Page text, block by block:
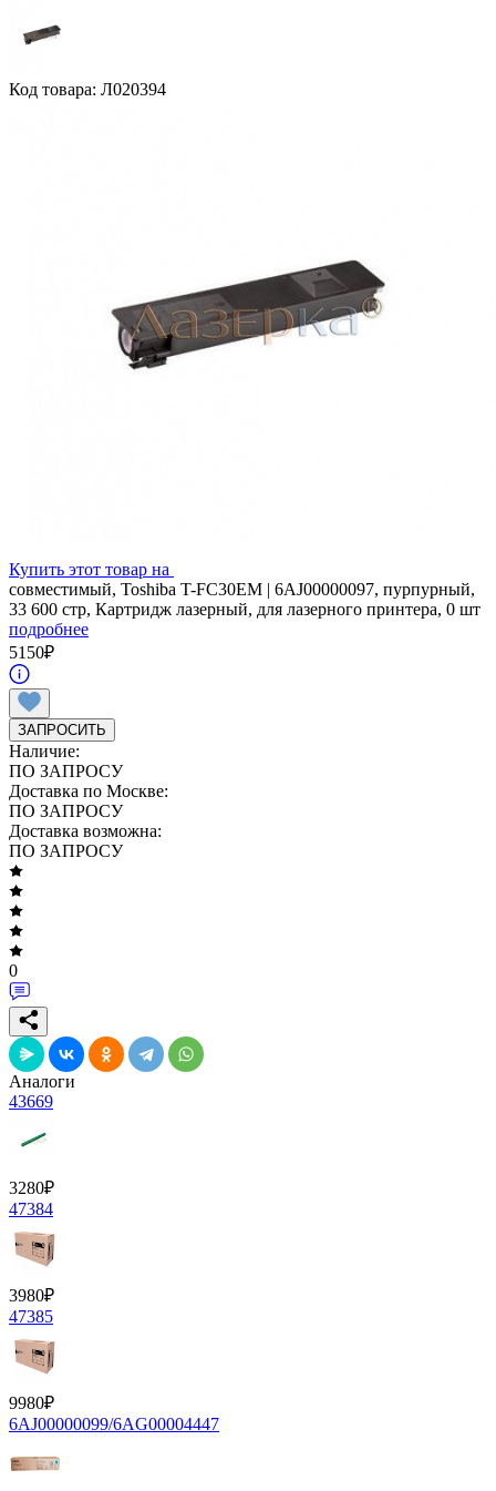
Код товара: Л020394
Купить этот товар на
совместимый, Toshiba T-FC30EM | 6AJ00000097, пурпурный,
33 600 стр, Картридж лазерный, для лазерного принтера, 0 шт
подробнее
5150₽
ЗАПРОСИТЬ
Наличие:
ПО ЗАПРОСУ
Доставка по Москве:
ПО ЗАПРОСУ
Доставка возможна:
ПО ЗАПРОСУ
0
Аналоги
43669
3280₽
47384
3980₽
47385
9980₽
6AJ00000099/6AG00004447